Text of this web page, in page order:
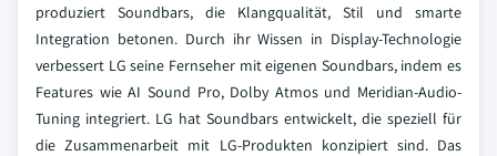
produziert Soundbars, die Klangqualität, Stil und smarte
Integration betonen. Durch ihr Wissen in Display-Technologie
verbessert LG seine Fernseher mit eigenen Soundbars, indem es
Features wie AI Sound Pro, Dolby Atmos und Meridian-Audio-
Tuning integriert. LG hat Soundbars entwickelt, die speziell für
die Zusammenarbeit mit LG-Produkten konzipiert sind. Das